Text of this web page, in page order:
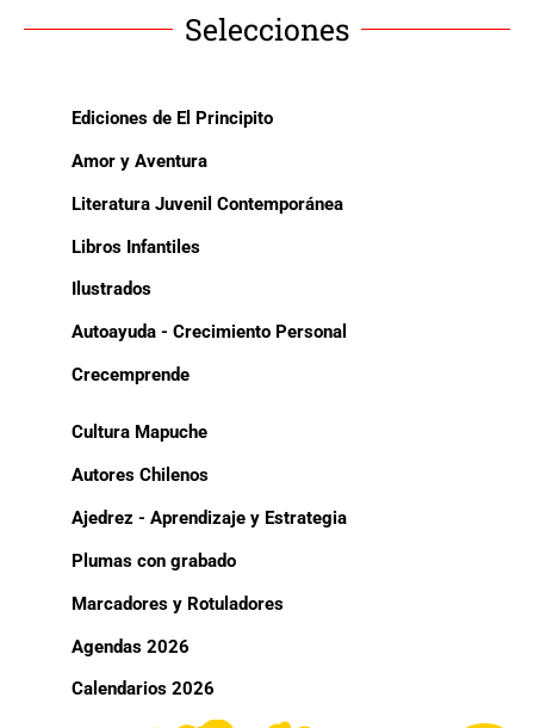
Selecciones
Ediciones de El Principito
Amor y Aventura
Literatura Juvenil Contemporánea
Libros Infantiles
Ilustrados
Autoayuda - Crecimiento Personal
Crecemprende
Cultura Mapuche
Autores Chilenos
Ajedrez - Aprendizaje y Estrategia
Plumas con grabado
Marcadores y Rotuladores
Agendas 2026
Calendarios 2026